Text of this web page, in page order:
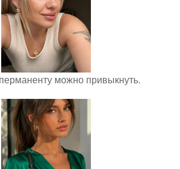
можно привыкнуть.